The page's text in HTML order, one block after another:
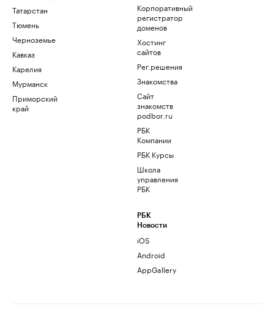
Татарстан
Тюмень
Черноземье
Кавказ
Карелия
Мурманск
Приморский
край
Корпоративный
регистратор
доменов
Хостинг
сайтов
Рег.решения
Знакомства
Сайт
знакомств
podbor.ru
РБК
Компании
РБК Курсы
Школа
управления
РБК
РБК
Новости
iOS
Android
AppGallery